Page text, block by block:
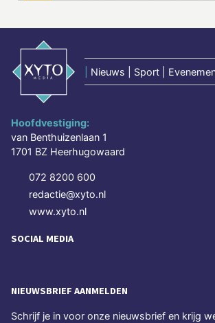
Nieuws | Sport |
Hoofdvestiging:
van Benthuizenlaan 1
1701 BZ Heerhugowaard
072 8200 600
redactie@xyto.nl
www.xyto.nl
SOCIAL MEDIA
NIEUWSBRIEF AANMELDEN
Schrijf je in voor onze nieuwsbrief en krijg